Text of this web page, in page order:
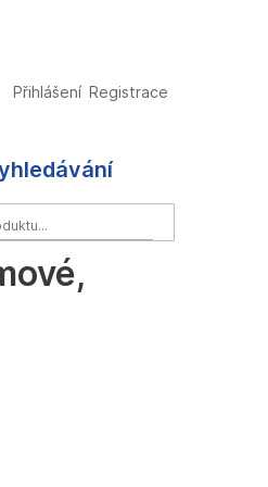
Přihlášení Registrace